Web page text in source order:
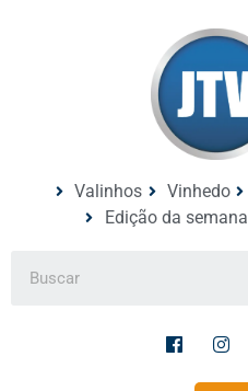
Valinhos Vinhedo
Edição da semana